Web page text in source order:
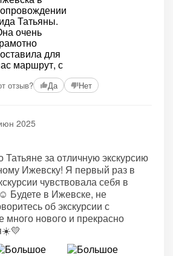
отзыв? Да Нет
2025
за отличную экскурсию
Ижевску! Я первый раз в
чувствовала себя в
Будете в Ижевске, не
об экскурсии с
много нового и прекрасно